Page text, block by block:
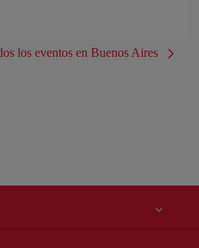
los eventos en Buenos Aires